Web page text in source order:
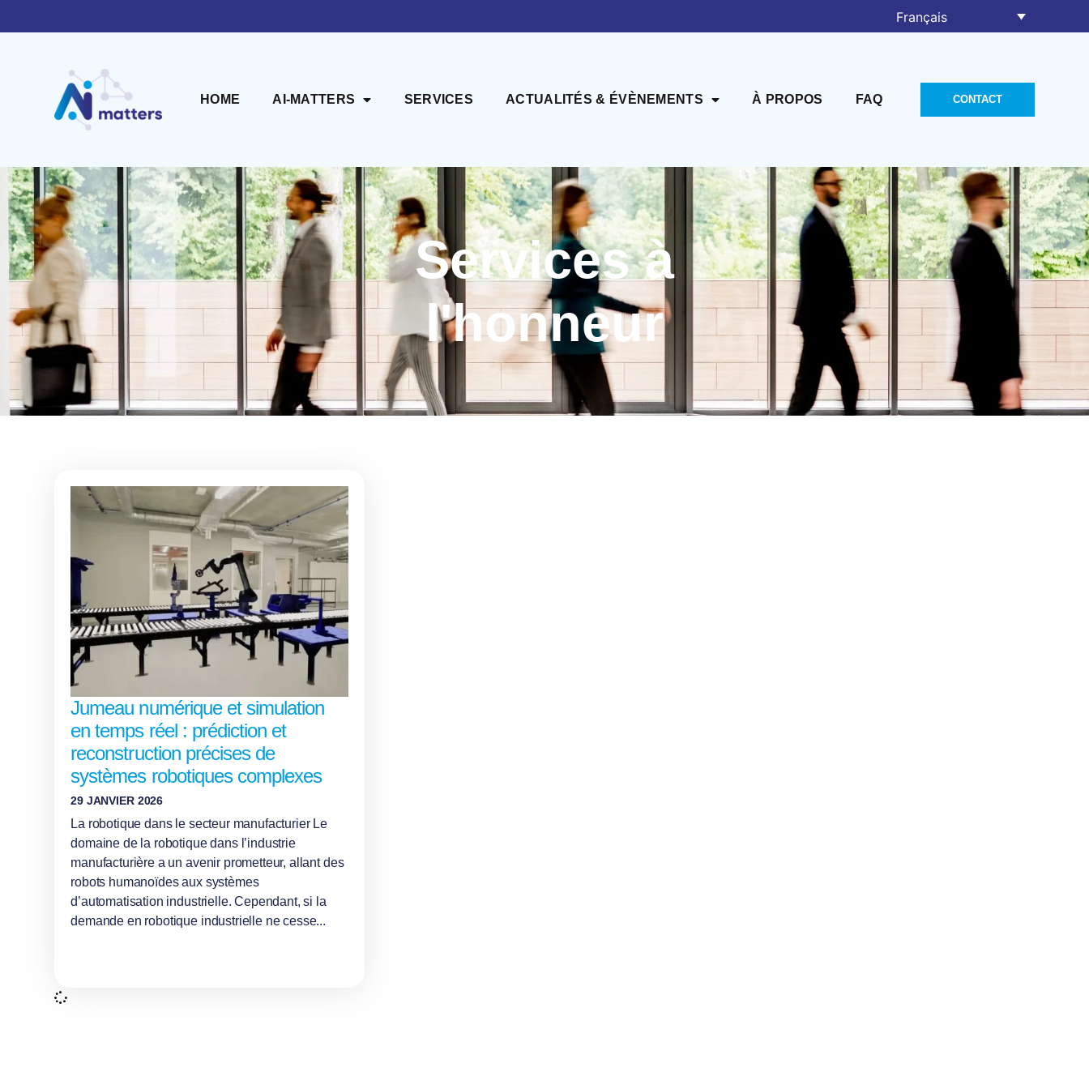
Français
HOME AI-MATTERS SERVICES ACTUALITÉS & ÉVÈNEMENTS À PROPOS FAQ CONTACT
Services à
l'honneur
Jumeau numérique et simulation
en temps réel : prédiction et
reconstruction précises de
systèmes robotiques complexes
29 JANVIER 2026
La robotique dans le secteur manufacturier Le
domaine de la robotique dans l’industrie
manufacturière a un avenir prometteur, allant des
robots humanoïdes aux systèmes
d’automatisation industrielle. Cependant, si la
demande en robotique industrielle ne cesse...